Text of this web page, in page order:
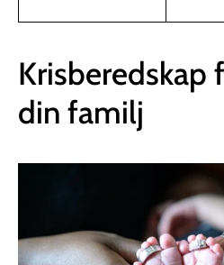
Krisberedskap
din familj